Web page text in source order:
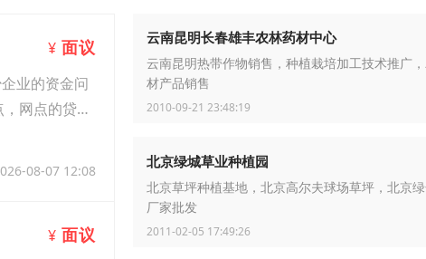
¥ 面议
业的资金问
网点的贷款
08-07 12:08
¥ 面议
云南昆明长春雄丰农林药材中心
云南昆明热带作物销售，种植栽培加工技术推广
材产品销售
2010-09-21 23:48:19
北京绿城草业种植园
北京草坪种植基地，北京高尔夫球场草坪，北京
厂家批发
2011-02-05 17:49:26